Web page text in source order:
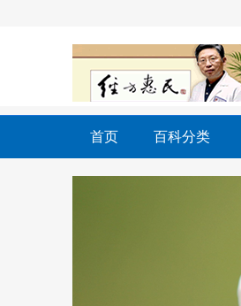
首页 百科分类